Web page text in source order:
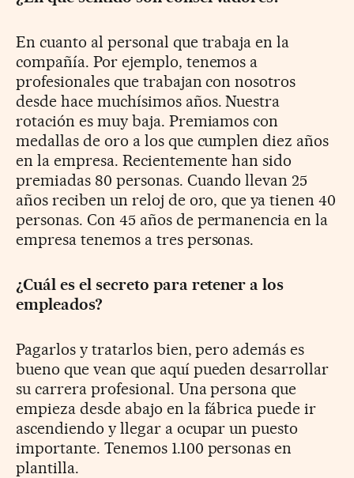
En cuanto al personal que trabaja en la
compañía. Por ejemplo, tenemos a
profesionales que trabajan con nosotros
desde hace muchísimos años. Nuestra
rotación es muy baja. Premiamos con
medallas de oro a los que cumplen diez años
en la empresa. Recientemente han sido
premiadas 80 personas. Cuando llevan 25
años reciben un reloj de oro, que ya tienen 40
personas. Con 45 años de permanencia en la
empresa tenemos a tres personas.
¿Cuál es el secreto para retener a los
empleados?
Pagarlos y tratarlos bien, pero además es
bueno que vean que aquí pueden desarrollar
su carrera profesional. Una persona que
empieza desde abajo en la fábrica puede ir
ascendiendo y llegar a ocupar un puesto
importante. Tenemos 1.100 personas en
plantilla.